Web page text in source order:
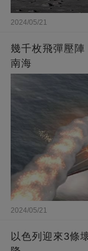
2024/05/21
幾千枚飛彈壓
南海
2024/05/21
以色列迎來3條